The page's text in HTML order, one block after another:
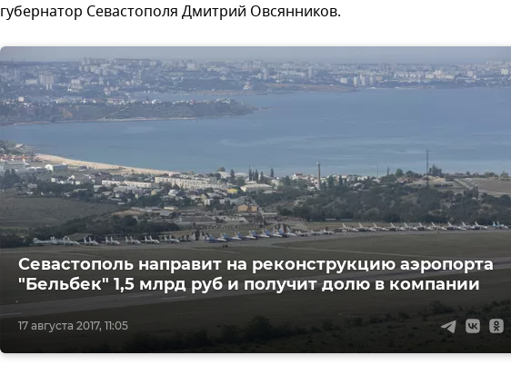
губернатор Севастополя Дмитрий Овсянников.
17 августа 2017, 11:05
Севастополь направит на реконструкцию аэропорта
"Бельбек" 1,5 млрд руб и получит долю в компании